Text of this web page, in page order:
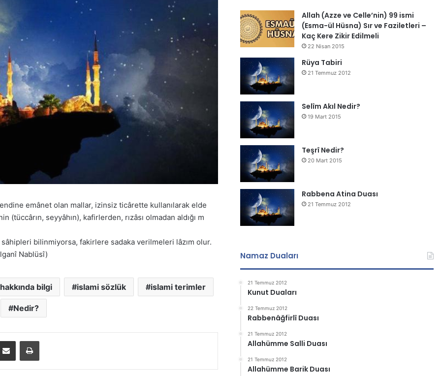
emânet olan mallar, izinsiz ticârette kullanılarak elde
seyyâhın), kafirlerden, rızâsı olmadan aldığı m
bilinmiyorsa, fakirlere sadaka verilmeleri lâzım olur.
Nablüsî)
hakkında bilgi islami sözlük islami terimler
Nedir?
Allah (Azze ve Celle’nin) 99 ismi
(Esma-ül Hüsna) Sır ve Faziletleri –
Kaç Kere Zikir Edilmeli
22 Nisan 2015
Rüya Tabiri
21 Temmuz 2012
Selîm Akıl Nedir?
19 Mart 2015
Teşrî Nedir?
20 Mart 2015
Rabbena Atina Duası
21 Temmuz 2012
Namaz Duaları
21 Temmuz 2012
Kunut Duaları
22 Temmuz 2012
Rabbenâğfirlî Duası
21 Temmuz 2012
Allahümme Salli Duası
21 Temmuz 2012
Allahümme Barik Duası